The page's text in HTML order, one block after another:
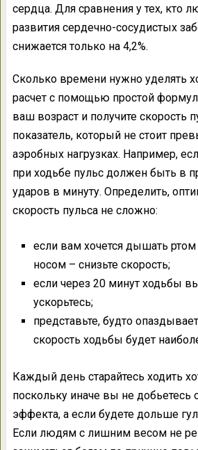
сердца. Для сравнения у тех, кто
развития сердечно-сосудистых
снижается только на 4,2%.
Сколько времени нужно уделять
расчет с помощью простой
ваш возраст и получите скорость
показатель, который не стоит
аэробных нагрузках. Например,
при ходьбе пульс должен быть в
ударов в минуту. Определить,
скорость пульса не сложно:
если вам хочется дышать
носом – снизьте скорость;
если через 20 минут ходьбы
ускорьтесь;
представьте, будто
скорость ходьбы будет
Каждый день старайтесь ходить
поскольку иначе вы не добьетесь
эффекта, а если будете дольше
Если людям с лишним весом не